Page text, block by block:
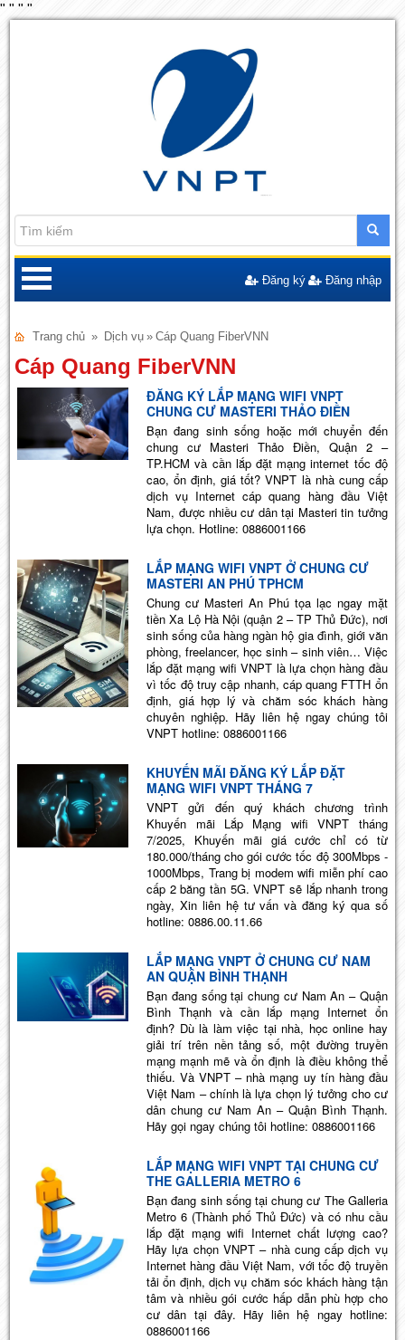
" " " "
Đăng ký Đăng nhập
Trang chủ » Dịch vụ » Cáp Quang FiberVNN
Cáp Quang FiberVNN
ĐĂNG KÝ LẮP MẠNG WIFI VNPT
CHUNG CƯ MASTERI THẢO ĐIỀN
Bạn đang sinh sống hoặc mới chuyển đến
chung cư Masteri Thảo Điền, Quận 2 –
TP.HCM và cần lắp đặt mạng internet tốc độ
cao, ổn định, giá tốt? VNPT là nhà cung cấp
dịch vụ Internet cáp quang hàng đầu Việt
Nam, được nhiều cư dân tại Masteri tin tưởng
lựa chọn. Hotline: 0886001166
LẮP MẠNG WIFI VNPT Ở CHUNG CƯ
MASTERI AN PHÚ TPHCM
Chung cư Masteri An Phú tọa lạc ngay mặt
tiền Xa Lộ Hà Nội (quận 2 – TP Thủ Đức), nơi
sinh sống của hàng ngàn hộ gia đình, giới văn
phòng, freelancer, học sinh – sinh viên… Việc
lắp đặt mạng wifi VNPT là lựa chọn hàng đầu
vì tốc độ truy cập nhanh, cáp quang FTTH ổn
định, giá hợp lý và chăm sóc khách hàng
chuyên nghiệp. Hãy liên hệ ngay chúng tôi
VNPT hotline: 0886001166
KHUYẾN MÃI ĐĂNG KÝ LẮP ĐẶT
MẠNG WIFI VNPT THÁNG 7
VNPT gửi đến quý khách chương trình
Khuyến mãi Lắp Mạng wifi VNPT tháng
7/2025, Khuyến mãi giá cước chỉ có từ
180.000/tháng cho gói cước tốc độ 300Mbps -
1000Mbps, Trang bị modem wifi miễn phí cao
cấp 2 băng tần 5G. VNPT sẽ lắp nhanh trong
ngày, Xin liên hệ tư vấn và đăng ký qua số
hotline: 0886.00.11.66
LẮP MẠNG VNPT Ở CHUNG CƯ NAM
AN QUẬN BÌNH THẠNH
Bạn đang sống tại chung cư Nam An – Quận
Bình Thạnh và cần lắp mạng Internet ổn
định? Dù là làm việc tại nhà, học online hay
giải trí trên nền tảng số, một đường truyền
mạng mạnh mẽ và ổn định là điều không thể
thiếu. Và VNPT – nhà mạng uy tín hàng đầu
Việt Nam – chính là lựa chọn lý tưởng cho cư
dân chung cư Nam An – Quận Bình Thạnh.
Hãy gọi ngay chúng tôi hotline: 0886001166
LẮP MẠNG WIFI VNPT TẠI CHUNG CƯ
THE GALLERIA METRO 6
Bạn đang sinh sống tại chung cư The Galleria
Metro 6 (Thành phố Thủ Đức) và có nhu cầu
lắp đặt mạng wifi Internet chất lượng cao?
Hãy lựa chọn VNPT – nhà cung cấp dịch vụ
Internet hàng đầu Việt Nam, với tốc độ truyền
tải ổn định, dịch vụ chăm sóc khách hàng tận
tâm và nhiều gói cước hấp dẫn phù hợp cho
cư dân tại đây. Hãy liên hệ ngay hotline:
0886001166